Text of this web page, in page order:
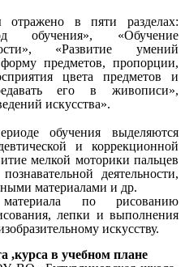
в пяти разделах:
обучения», «Обучение
«Развитие умений
предметов, пропорции,
цвета предметов и
его в живописи»,
искусства».
обучения выделяются
и коррекционной
мелкой моторики пальцев
деятельности,
материалами и др.
по рисованию
лепки и выполнения
искусству.
,курса в учебном плане